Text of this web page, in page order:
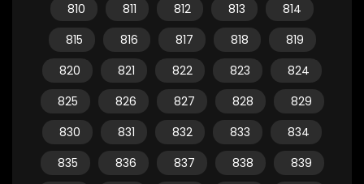
810
811 812 813
814
815
816 817 818
819
820
821 822 823
824
825
826 827 828
829
830
831 832 833
834
835
836 837 838
839